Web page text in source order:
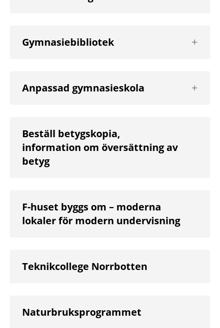
Gymnasiebibliotek
nästa
Anpassad gymnasieskola
nästa
Beställ betygskopia,
information om översättning av
betyg
F-huset byggs om – moderna
lokaler för modern undervisning
Teknikcollege Norrbotten
Naturbruksprogrammet